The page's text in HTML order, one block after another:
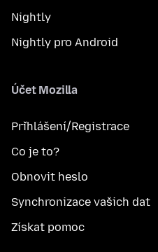
Nightly
Nightly pro Android
Účet Mozilla
Přihlášení/Registrace
Co je to?
Obnovit heslo
Synchronizace vašich dat
Získat pomoc